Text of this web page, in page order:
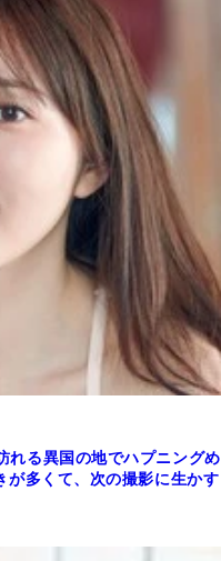
れる異国の地でハプニングめ
が多くて、次の撮影に生かす